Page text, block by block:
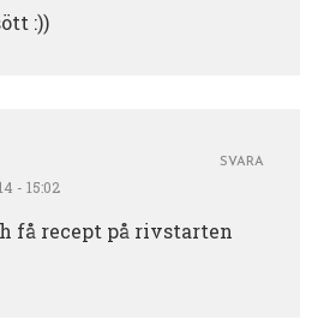
:))
- 15:02
få recept på rivstarten
SVARA